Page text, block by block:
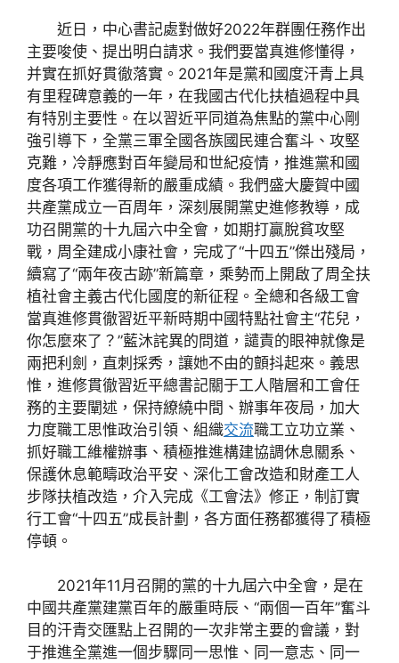
近日，中心書記處對做好2022年群團任務作出
主要唆使、提出明白請求。我們要當真進修懂得，
并實在抓好貫徹落實。2021年是黨和國度汗青上具
有里程碑意義的一年，在我國古代化扶植過程中具
有特別主要性。在以習近平同道為焦點的黨中心剛
強引導下，全黨三軍全國各族國民連合奮斗、攻堅
克難，冷靜應對百年變局和世紀疫情，推進黨和國
度各項工作獲得新的嚴重成績。我們盛大慶賀中國
共產黨成立一百周年，深刻展開黨史進修教導，成
功召開黨的十九屆六中全會，如期打贏脫貧攻堅
戰，周全建成小康社會，完成了“十四五”傑出殘局，
續寫了“兩年夜古跡”新篇章，乘勢而上開啟了周全扶
植社會主義古代化國度的新征程。全總和各級工會
當真進修貫徹習近平新時期中國特點社會主“花兒，
你怎麼來了？”藍沐詫異的問道，譴責的眼神就像是
兩把利劍，直刺採秀，讓她不由的顫抖起來。義思
惟，進修貫徹習近平總書記關于工人階層和工會任
務的主要闡述，保持繚繞中間、辦事年夜局，加大
力度職工思惟政治引領、組織交流職工立功立業、
抓好職工維權辦事、積極推進構建協調休息關系、
保護休息範疇政治平安、深化工會改造和財產工人
步隊扶植改造，介入完成《工會法》修正，制訂實
行工會“十四五”成長計劃，各方面任務都獲得了積極
停頓。
2021年11月召開的黨的十九屆六中全會，是在
中國共產黨建黨百年的嚴重時辰、“兩個一百年”奮斗
目的汗青交匯點上召開的一次非常主要的會議，對
于推進全黨進一個步驟同一思惟、同一意志、同一